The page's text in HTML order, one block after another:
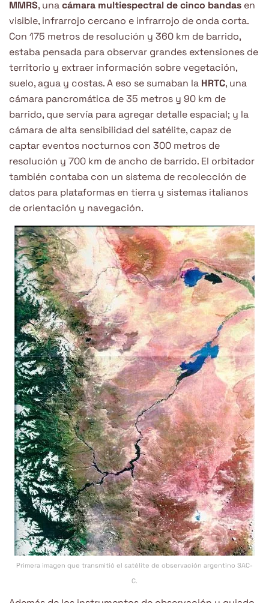
MMRS, unacámara multiespectral de cinco bandas en
visible, infrarrojo cercano e infrarrojo de onda corta.
Con 175 metros de resolución y 360 km de barrido,
estaba pensada para observar grandes extensiones de
territorio y extraer información sobre vegetación,
suelo, agua y costas. A eso se sumaban la HRTC, una
cámara pancromática de 35 metros y 90 km de
barrido, que servía para agregar detalle espacial; y la
cámara de alta sensibilidad del satélite, capaz de
captar eventos nocturnos con 300 metros de
resolución y 700 km de ancho de barrido. El orbitador
también contaba con un sistema de recolección de
datos para plataformas en tierra y sistemas italianos
de orientación y navegación.
Primera imagen que transmitió el satélite de observación argentino SAC-
C.